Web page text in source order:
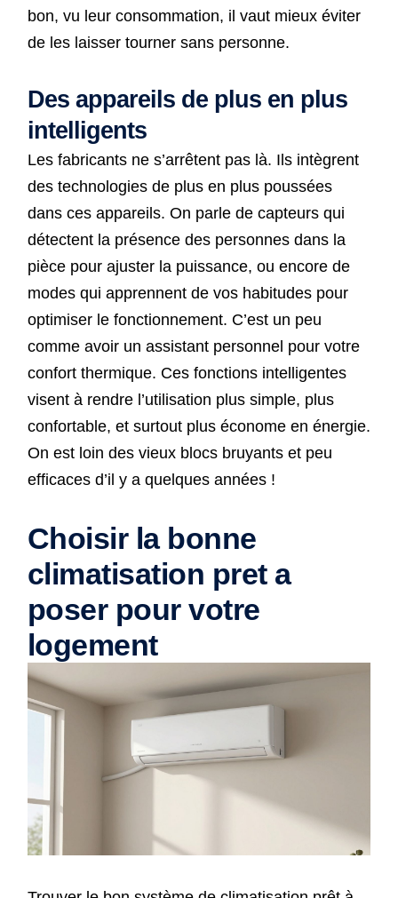
bon, vu leur consommation, il vaut mieux éviter
de les laisser tourner sans personne.
Des appareils de plus en plus
intelligents
Les fabricants ne s’arrêtent pas là. Ils intègrent
des technologies de plus en plus poussées
dans ces appareils. On parle de capteurs qui
détectent la présence des personnes dans la
pièce pour ajuster la puissance, ou encore de
modes qui apprennent de vos habitudes pour
optimiser le fonctionnement. C’est un peu
comme avoir un assistant personnel pour votre
confort thermique. Ces fonctions intelligentes
visent à rendre l’utilisation plus simple, plus
confortable, et surtout plus économe en énergie.
On est loin des vieux blocs bruyants et peu
efficaces d’il y a quelques années !
Choisir la bonne
climatisation pret a
poser pour votre
logement